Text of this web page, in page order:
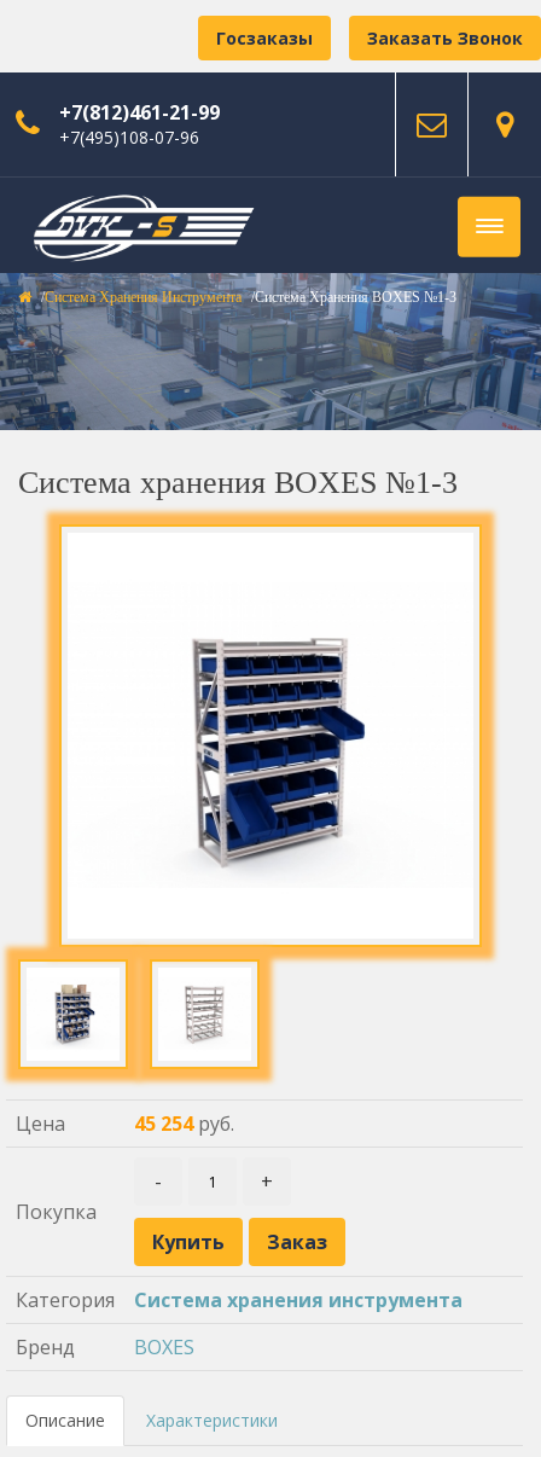
Заказать Звонок
Госзаказы
+7(812)461-21-99
+7(495)108-07-96
Система Хранения Инструмента Система Хранения BOXES №1-3
Система хранения BOXES №1-3
Цена 45 254руб.
Покупка
- +
Купить Заказ
Категория
Система хранения инструмента
Бренд
BOXES
Описание Характеристики